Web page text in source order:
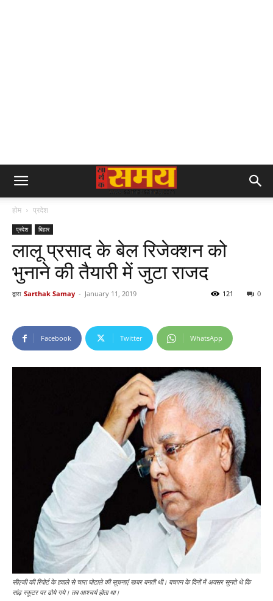
होम प्रदेश
प्रदेश बिहार
लालू प्रसाद के बेल रिजेक्शन को
भुनाने की तैयारी में जुटा राजद
द्वारा Sarthak Samay - January 11, 2019 0
121
Facebook Twitter WhatsApp
सीएजी की रिपोर्ट के हवाले से चारा घोटाले की सूचनाएं खबर बनती थी। बचपन के दिनों में अक्सर सुनते थे कि
सांढ़ स्कूटर पर ढोये गये। तब आश्चर्य होता था।